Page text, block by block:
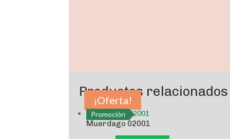
Productos relacionados
Promoción
Muerdago 02001
¡Oferta!